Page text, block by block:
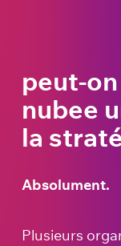
peut-
nubee
la
Absolument.
Plusieurs